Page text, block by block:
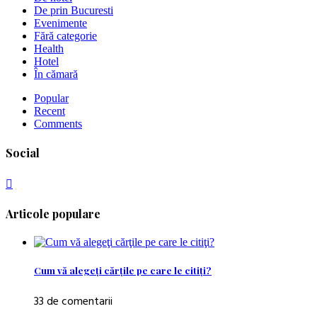
De prin Bucuresti
Evenimente
Fără categorie
Health
Hotel
În cămară
Popular
Recent
Comments
Social
Articole populare
Cum vă alegeţi cărţile pe care le citiţi?
33 de comentarii